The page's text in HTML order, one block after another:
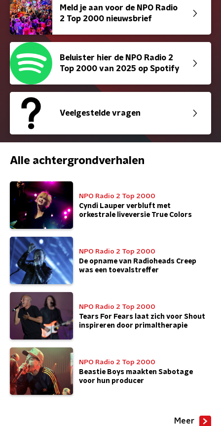
Meld je aan voor de NPO Radio
2 Top 2000 nieuwsbrief
Beluister hier de NPO Radio 2
Top 2000 van 2025 op Spotify
Veelgestelde vragen
Alle achtergrondverhalen
NPO Radio 2 Top 2000
Cyndi Lauper verbluft met
orkestrale liveversie True Colors
NPO Radio 2 Top 2000
De opname van Radioheads Creep
was een toevalstreffer
NPO Radio 2 Top 2000
Tears For Fears laat zich voor Shout
inspireren door primaltherapie
NPO Radio 2 Top 2000
Beastie Boys maakten Sabotage
voor hun producer
Meer